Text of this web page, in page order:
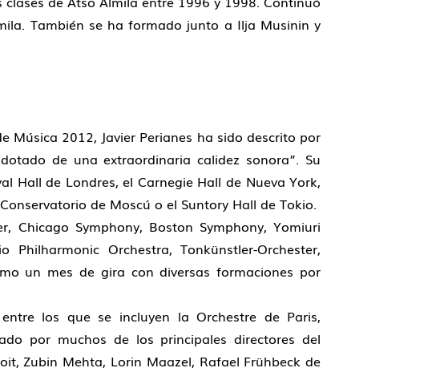
También se ha formado junto a Ilja Musinin y
2012, Javier Perianes ha sido descrito por
de una extraordinaria calidez sonora”. Su
Hall de Londres, el Carnegie Hall de Nueva York,
de Moscú o el Suntory Hall de Tokio.
Chicago Symphony, Boston Symphony, Yomiuri
Philharmonic Orchestra, Tonkünstler-Orchester,
un mes de gira con diversas formaciones por
los que se incluyen la Orchestre de Paris,
por muchos de los principales directores del
Zubin Mehta, Lorin Maazel, Rafael Frühbeck de